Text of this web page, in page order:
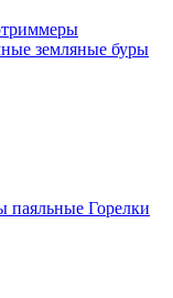
земляные буры
Горелки